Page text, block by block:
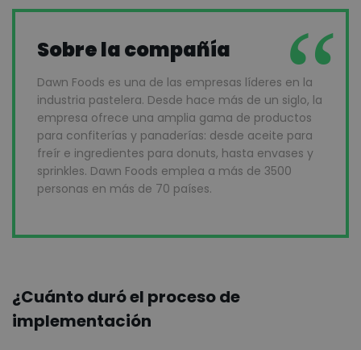
Sobre la compañía
Dawn Foods es una de las empresas líderes en la
industria pastelera. Desde hace más de un siglo, la
empresa ofrece una amplia gama de productos
para confiterías y panaderías: desde aceite para
freír e ingredientes para donuts, hasta envases y
sprinkles. Dawn Foods emplea a más de 3500
personas en más de 70 países.
¿Cuánto duró el proceso de
implementación